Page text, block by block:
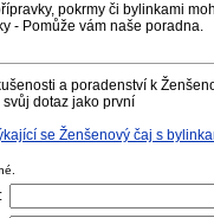
pokrmy či bylinkami
- Pomůže vám naše poradna.
a poradenství k
dotaz jako první
se Ženšenový čaj s